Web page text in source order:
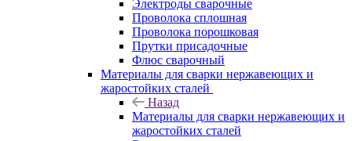
Электроды сварочные
Проволока сплошная
Проволока порошковая
Прутки присадочные
Флюс сварочный
Материалы для сварки нержавеющих и
жаростойких сталей
Назад
Материалы для сварки нержавеющих и
жаростойких сталей